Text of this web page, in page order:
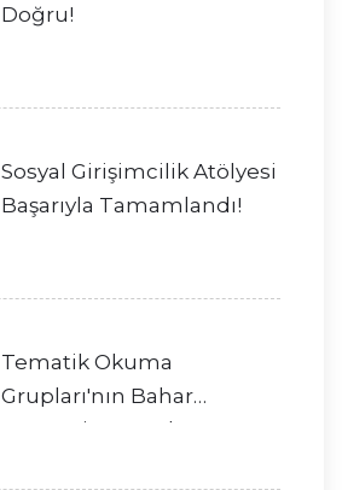
Doğru!
Sosyal Girişimcilik Atölyesi
Başarıyla Tamamlandı!
Tematik Okuma
Grupları'nın Bahar
Dönemi Başarıyla